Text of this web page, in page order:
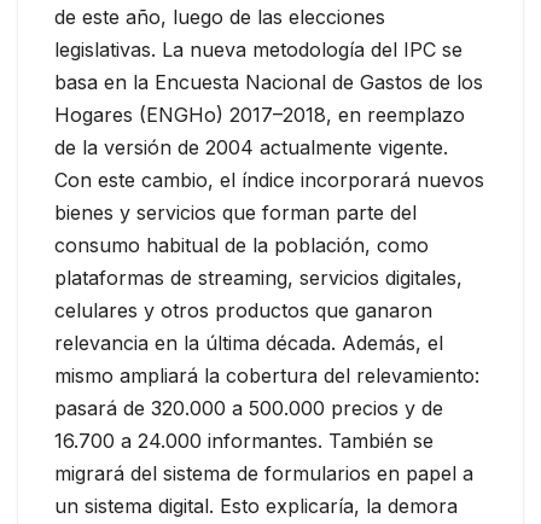
de este año, luego de las elecciones
legislativas. La nueva metodología del IPC se
basa en la Encuesta Nacional de Gastos de los
Hogares (ENGHo) 2017–2018, en reemplazo
de la versión de 2004 actualmente vigente.
Con este cambio, el índice incorporará nuevos
bienes y servicios que forman parte del
consumo habitual de la población, como
plataformas de streaming, servicios digitales,
celulares y otros productos que ganaron
relevancia en la última década. Además, el
mismo ampliará la cobertura del relevamiento:
pasará de 320.000 a 500.000 precios y de
16.700 a 24.000 informantes. También se
migrará del sistema de formularios en papel a
un sistema digital. Esto explicaría, la demora